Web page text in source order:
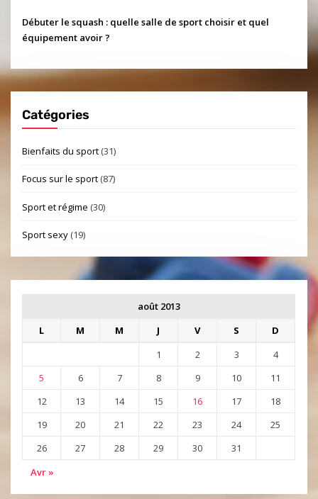
Débuter le squash : quelle salle de sport choisir et quel
équipement avoir ?
Catégories
Bienfaits du sport (31)
Focus sur le sport (87)
Sport et régime (30)
Sport sexy (19)
août 2013
L
M M J V S
D
1
2 3
4
5
6 7 8 9 10
11
12
13 14 15 16 17
18
19
20 21 22 23 24
25
26
27 28 29 30
31
Avr »